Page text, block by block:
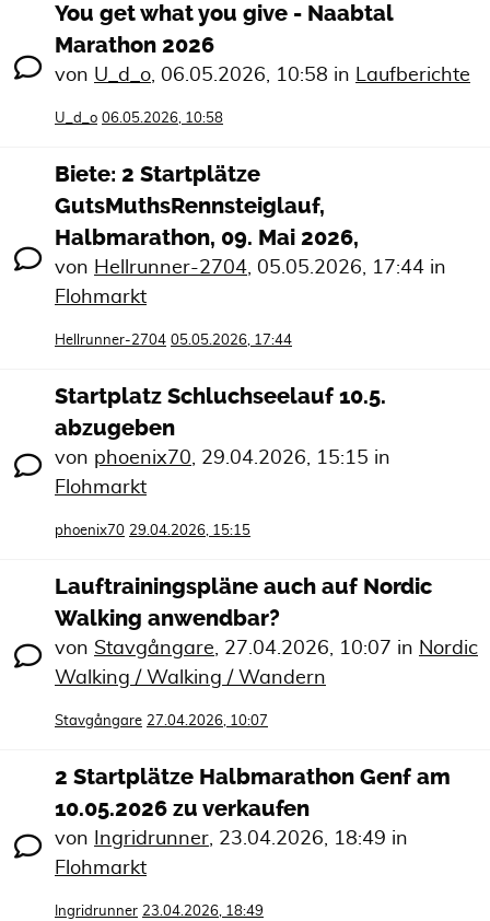
You get what you give - Naabtal
Marathon 2026
von U_d_o, 06.05.2026, 10:58 in Laufberichte
U_d_o 06.05.2026, 10:58
Biete: 2 Startplätze
GutsMuthsRennsteiglauf,
Halbmarathon, 09. Mai 2026,
von Hellrunner-2704, 05.05.2026, 17:44 in
Flohmarkt
Hellrunner-2704 05.05.2026, 17:44
Startplatz Schluchseelauf 10.5.
abzugeben
von phoenix70, 29.04.2026, 15:15 in
Flohmarkt
phoenix70 29.04.2026, 15:15
Lauftrainingspläne auch auf Nordic
Walking anwendbar?
von Stavgångare, 27.04.2026, 10:07 in Nordic
Walking / Walking / Wandern
Stavgångare 27.04.2026, 10:07
2 Startplätze Halbmarathon Genf am
10.05.2026 zu verkaufen
von Ingridrunner, 23.04.2026, 18:49 in
Flohmarkt
Ingridrunner 23.04.2026, 18:49